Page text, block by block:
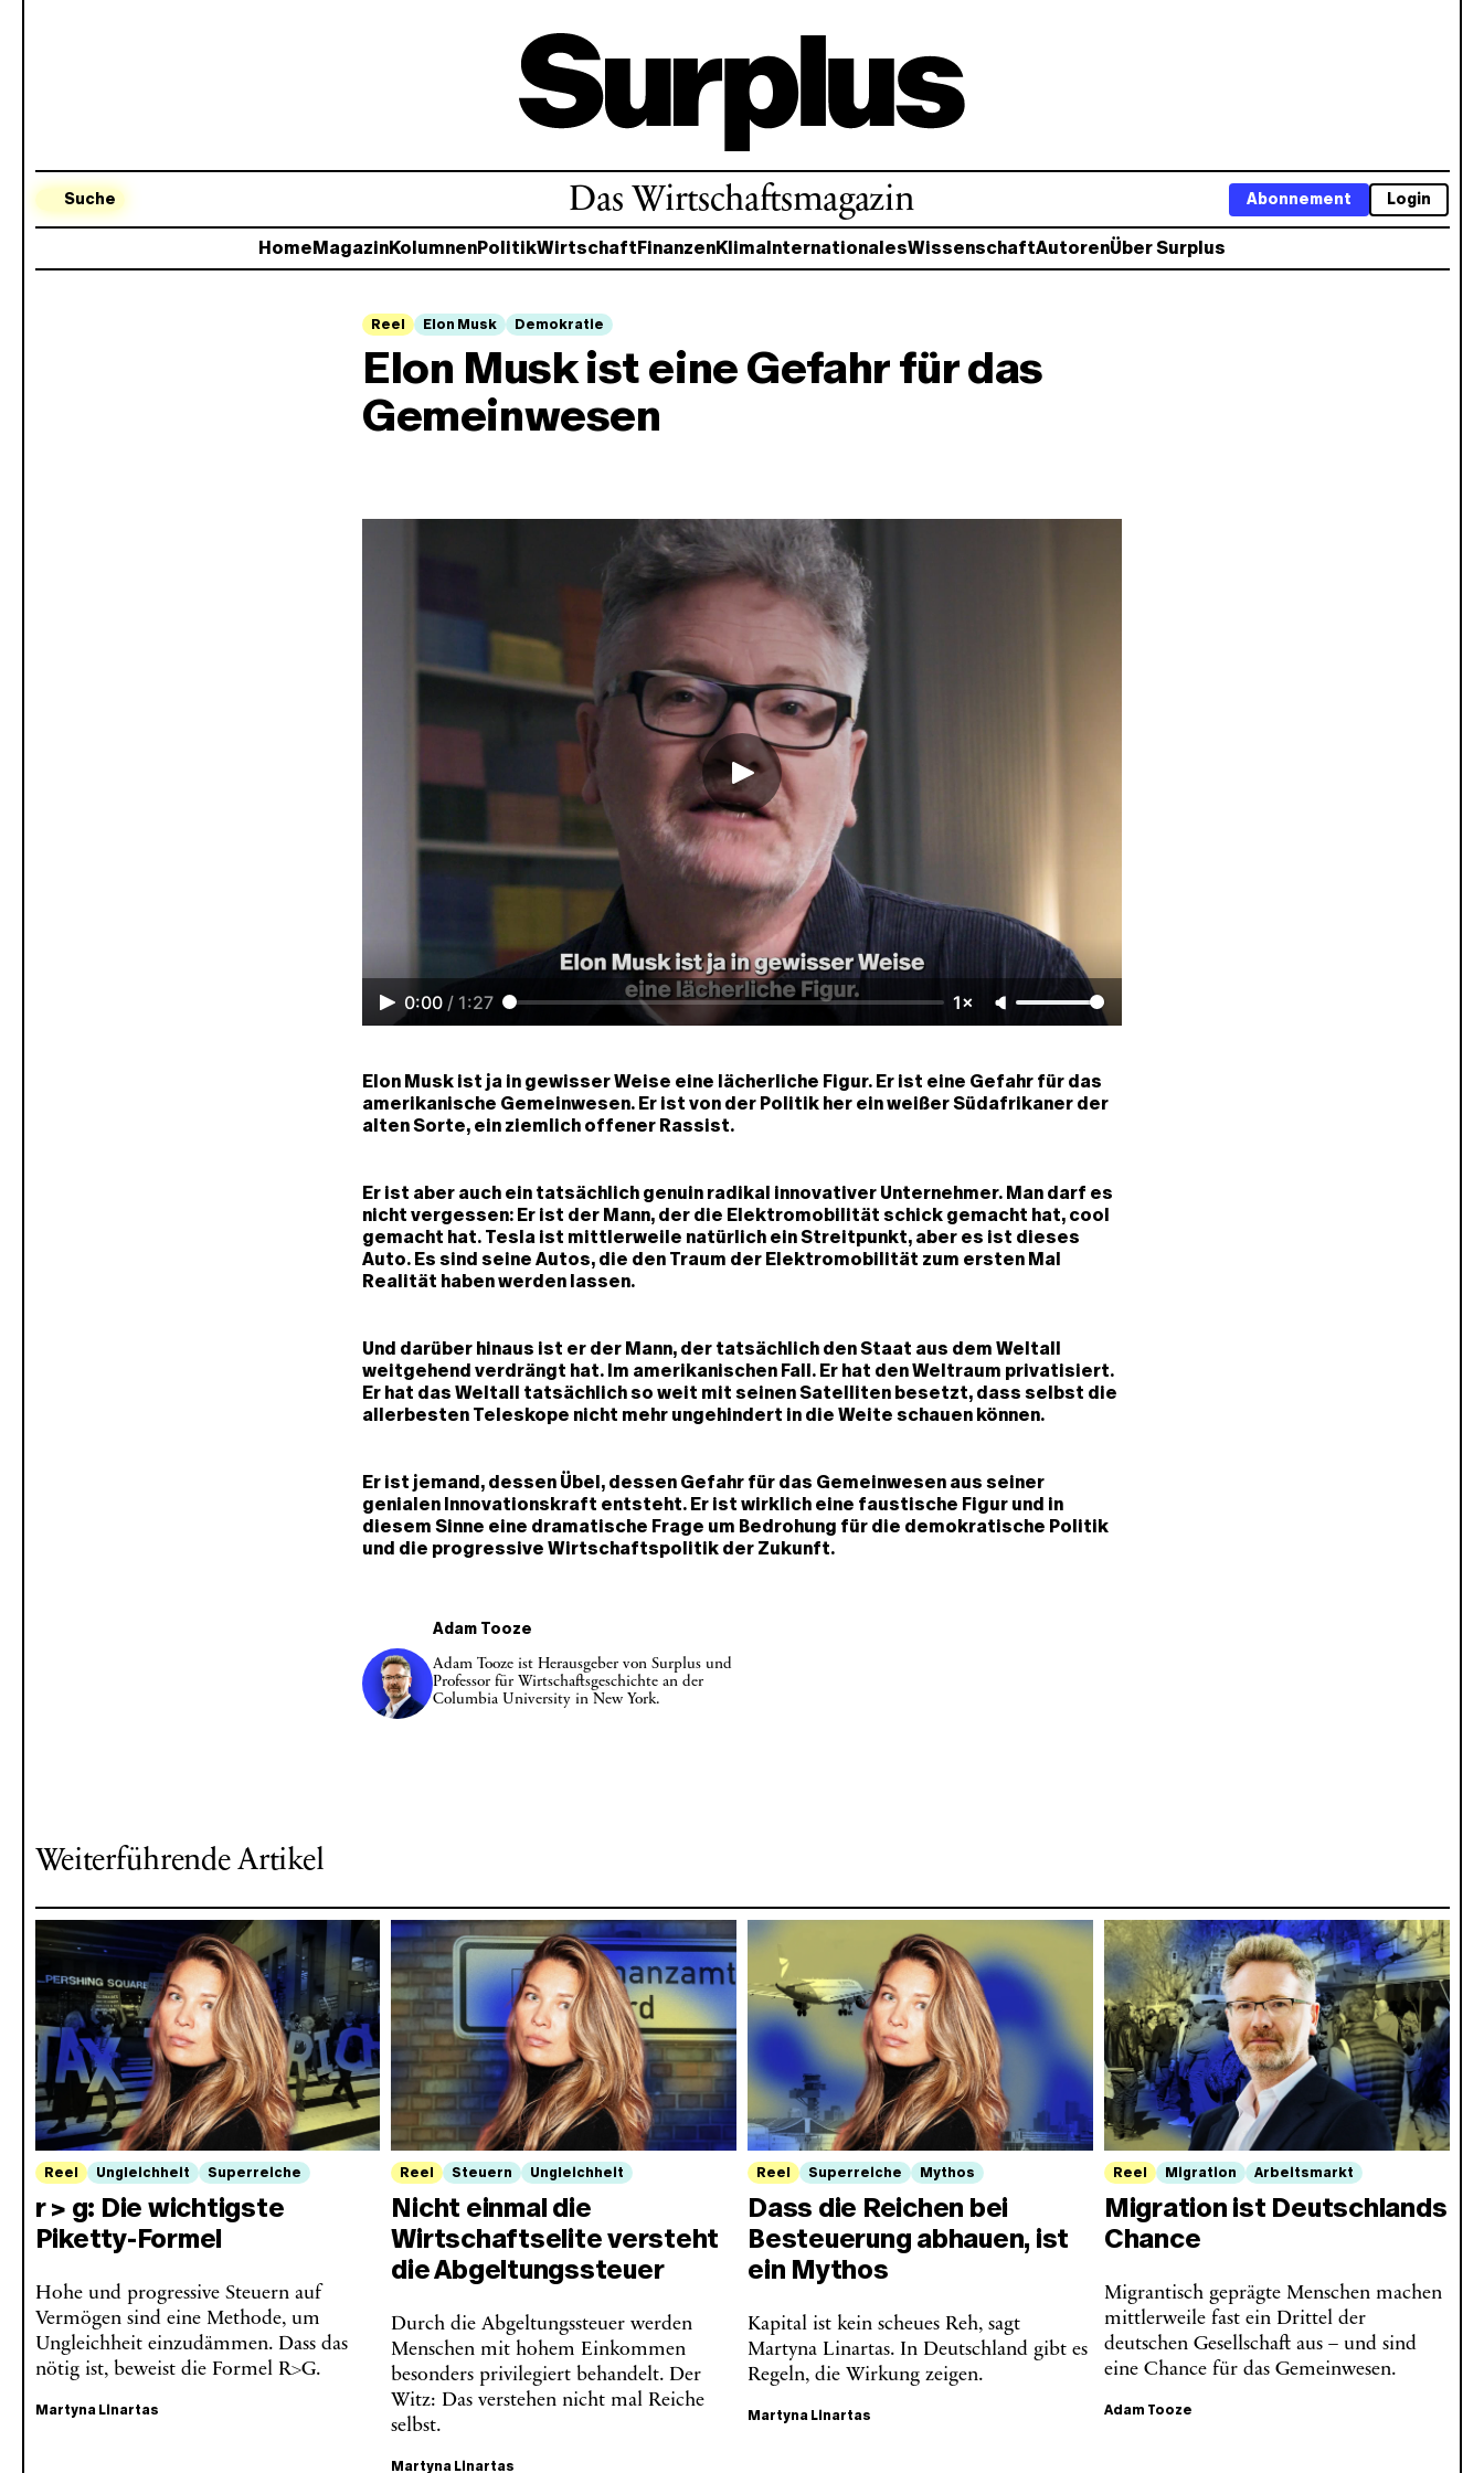
Suche Das Wirtschaftsmagazin Login
Abonnement
HomeMagazinKolumnenPolitikWirtschaftFinanzenKlimaInternationalesWissenschaftAutorenÜber Surplus
Reel Elon Musk Demokratie
Elon Musk ist eine Gefahr für das
Gemeinwesen
0:00 / 1:27 1×
Elon Musk ist ja in gewisser Weise eine lächerliche Figur. Er ist eine Gefahr für das
amerikanische Gemeinwesen. Er ist von der Politik her ein weißer Südafrikaner der
alten Sorte, ein ziemlich offener Rassist.
Er ist aber auch ein tatsächlich genuin radikal innovativer Unternehmer. Man darf es
nicht vergessen: Er ist der Mann, der die Elektromobilität schick gemacht hat, cool
gemacht hat. Tesla ist mittlerweile natürlich ein Streitpunkt, aber es ist dieses
Auto. Es sind seine Autos, die den Traum der Elektromobilität zum ersten Mal
Realität haben werden lassen.
Und darüber hinaus ist er der Mann, der tatsächlich den Staat aus dem Weltall
weitgehend verdrängt hat. Im amerikanischen Fall. Er hat den Weltraum privatisiert.
Er hat das Weltall tatsächlich so weit mit seinen Satelliten besetzt, dass selbst die
allerbesten Teleskope nicht mehr ungehindert in die Weite schauen können.
Er ist jemand, dessen Übel, dessen Gefahr für das Gemeinwesen aus seiner
genialen Innovationskraft entsteht. Er ist wirklich eine faustische Figur und in
diesem Sinne eine dramatische Frage um Bedrohung für die demokratische Politik
und die progressive Wirtschaftspolitik der Zukunft.
Adam Tooze
Adam Tooze ist Herausgeber von Surplus und
Professor für Wirtschaftsgeschichte an der
Columbia University in New York.
Weiterführende Artikel
Reel Ungleichheit Superreiche
r > g: Die wichtigste
Piketty-Formel
Hohe und progressive Steuern auf
Vermögen sind eine Methode, um
Ungleichheit einzudämmen. Dass das
nötig ist, beweist die Formel R>G.
Martyna Linartas
Reel Steuern Ungleichheit
Nicht einmal die
Wirtschaftselite versteht
die Abgeltungssteuer
Durch die Abgeltungssteuer werden
Menschen mit hohem Einkommen
besonders privilegiert behandelt. Der
Witz: Das verstehen nicht mal Reiche
selbst.
Martyna Linartas
Reel Superreiche Mythos
Dass die Reichen bei
Besteuerung abhauen, ist
ein Mythos
Kapital ist kein scheues Reh, sagt
Martyna Linartas. In Deutschland gibt es
Regeln, die Wirkung zeigen.
Martyna Linartas
Reel Migration Arbeitsmarkt
Migration ist Deutschlands
Chance
Migrantisch geprägte Menschen machen
mittlerweile fast ein Drittel der
deutschen Gesellschaft aus – und sind
eine Chance für das Gemeinwesen.
Adam Tooze